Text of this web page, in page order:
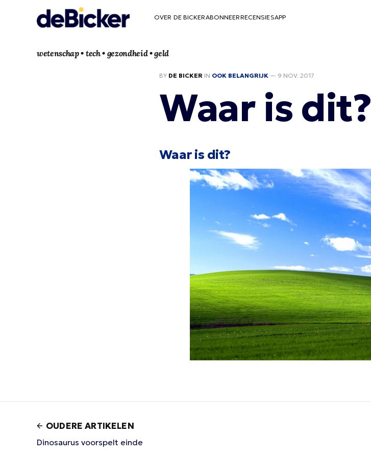
OVER DE BICKERABONNEERRECENSIESAPP
wetenschap • tech • gezondheid • geld
BY DE BICKER IN OOK BELANGRIJK — 9 NOV. 2017
Waar is dit?
Waar is dit?
OUDERE ARTIKELEN
Dinosaurus voorspelt einde